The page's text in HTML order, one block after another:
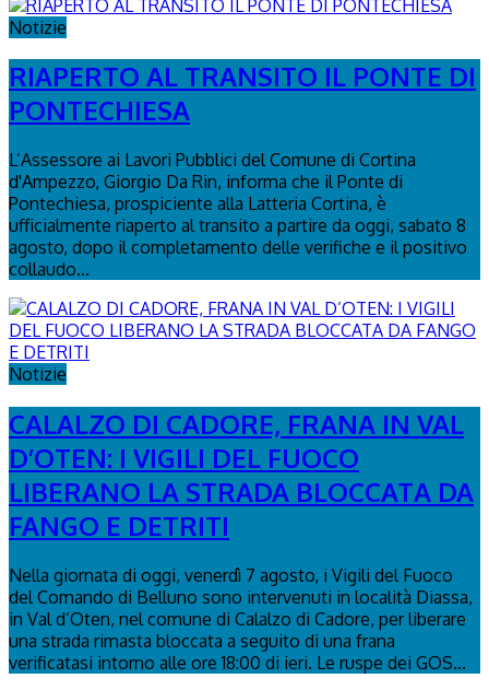
Notizie
RIAPERTO AL TRANSITO IL PONTE DI
PONTECHIESA
L’Assessore ai Lavori Pubblici del Comune di Cortina
d'Ampezzo, Giorgio Da Rin, informa che il Ponte di
Pontechiesa, prospiciente alla Latteria Cortina, è
ufficialmente riaperto al transito a partire da oggi, sabato 8
agosto, dopo il completamento delle verifiche e il positivo
collaudo...
Notizie
CALALZO DI CADORE, FRANA IN VAL
D’OTEN: I VIGILI DEL FUOCO
LIBERANO LA STRADA BLOCCATA DA
FANGO E DETRITI
Nella giornata di oggi, venerdì 7 agosto, i Vigili del Fuoco
del Comando di Belluno sono intervenuti in località Diassa,
in Val d’Oten, nel comune di Calalzo di Cadore, per liberare
una strada rimasta bloccata a seguito di una frana
verificatasi intorno alle ore 18:00 di ieri. Le ruspe dei GOS...